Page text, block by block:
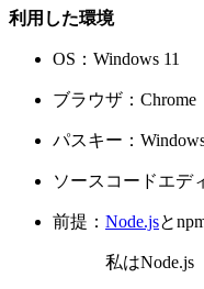
利用した環境
OS：Windows 11
ブラウザ：Chrome
パスキー：
ソースコードエデ
前提： Node.jsと
私はNode.js（